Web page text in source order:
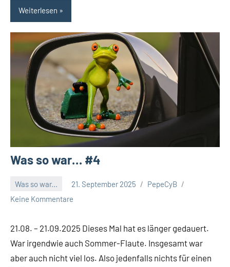
Weiterlesen
Was so war… #4
Was so war... 21. September 2025
PepeCyB
Keine Kommentare
21.08. – 21.09.2025 Dieses Mal hat es länger gedauert.
War irgendwie auch Sommer-Flaute. Insgesamt war
aber auch nicht viel los. Also jedenfalls nichts für einen